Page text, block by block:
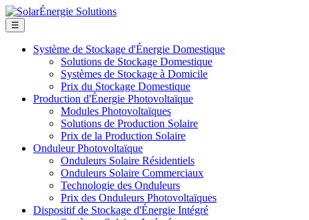
☰
Système de Stockage d'Énergie Domestique
Solutions de Stockage Domestique
Systèmes de Stockage à Domicile
Prix du Stockage Domestique
Production d'Énergie Photovoltaïque
Modules Photovoltaïques
Solutions de Production Solaire
Prix de la Production Solaire
Onduleur Photovoltaïque
Onduleurs Solaire Résidentiels
Onduleurs Solaire Commerciaux
Technologie des Onduleurs
Prix des Onduleurs Photovoltaïques
Dispositif de Stockage d'Énergie Intégré